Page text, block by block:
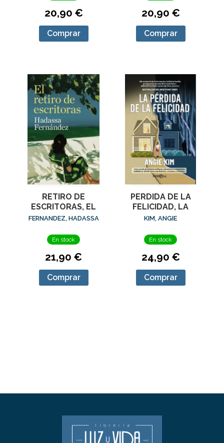
20,90 €
Comprar
20,90 €
Comprar
RETIRO DE
ESCRITORAS, EL
FERNANDEZ, HADASSA
En stock
21,90 €
Comprar
PERDIDA DE LA
FELICIDAD, LA
KIM, ANGIE
En stock
24,90 €
Comprar